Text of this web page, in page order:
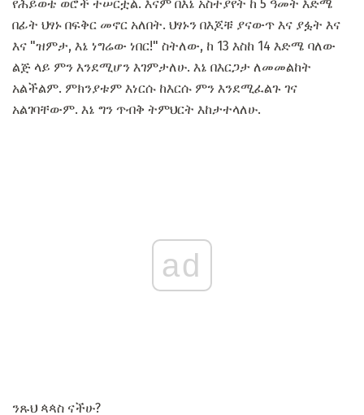
የሕይወቴ ወሮች ተሠርቷል. እናም በእኔ አስተያየት ከ 5 ዓመት እድሜ
በፊት ህፃኑ በፍቅር መኖር አለበት. ህፃኑን በእጆቹ ያናውጥ እና ያፏት እና
እና "ዝምታ, እኔ ነግሬው ነበር!" ስትለው, ከ 13 እስከ 14 እድሜ ባለው
ልጅ ላይ ምን እንደሚሆን እገምታለሁ. እኔ በእርጋታ ለመመልከት
አልችልም. ምክንያቱም እነርሱ ከእርሱ ምን እንደሚፈልጉ ገና
አልገባቸውም. እኔ ግን ጥብቅ ትምህርት እከታተላለሁ.
ad
ንጹህ ጳጳስ ናችሁ?